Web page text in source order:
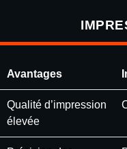
Avantages
Qualité d’impression
élevée